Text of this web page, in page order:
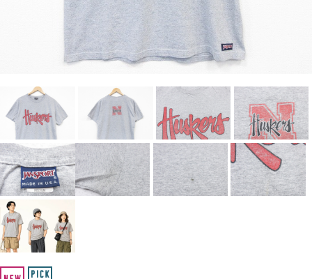
Search by Brandブランドから探す
ラルフ ローレン
ス
チャンピオン
パタゴニア
カーハート ディッキーズ
アディダス ナイキ
リーバイス
ア行